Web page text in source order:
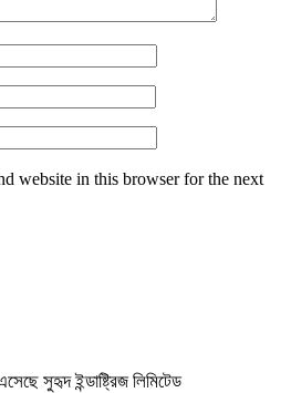
website in this browser for the next
সুহৃদ ইন্ডাষ্ট্রিজ লিমিটেড